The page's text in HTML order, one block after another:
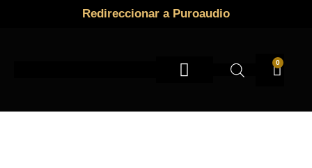
Redireccionar a Puroaudio
0